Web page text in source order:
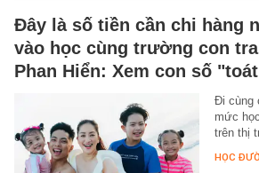
Đây là số tiền cần chi hàng
vào học cùng trường con
Phan Hiển: Xem con số
Đi cùng
mức
trên thị
HỌC